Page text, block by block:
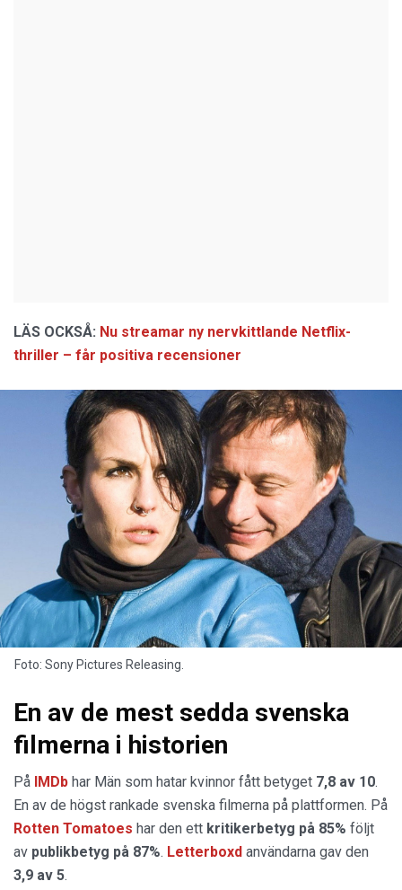
LÄS OCKSÅ: Nu streamar ny nervkittlande Netflix-
thriller – får positiva recensioner
Foto: Sony Pictures Releasing.
En av de mest sedda svenska
filmerna i historien
På IMDb har Män som hatar kvinnor fått betyget 7,8 av 10.
En av de högst rankade svenska filmerna på plattformen. På
Rotten Tomatoes har den ett kritikerbetyg på 85% följt
av publikbetyg på 87%. Letterboxd användarna gav den
3,9 av 5.